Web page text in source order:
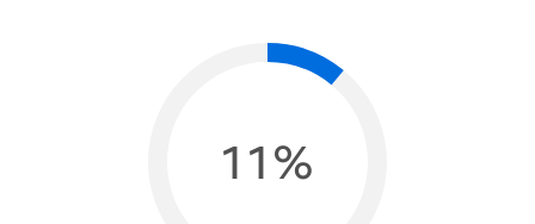
11%